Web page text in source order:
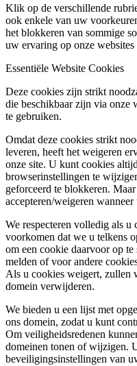
Klik op de verschillende
ook enkele van uw
het blokkeren van sommige
uw ervaring op onze
Essentiële Website Cookies
Deze cookies zijn strikt
die beschikbaar zijn via onze
te gebruiken.
Omdat deze cookies strikt
leveren, heeft het weigeren
onze site. U kunt cookies
browserinstellingen te
geforceerd te blokkeren.
accepteren/weigeren
We respecteren volledig als
voorkomen dat we u telkens
om een cookie daarvoor op
melden of voor andere
Als u cookies weigert, zullen
domein verwijderen.
We bieden u een lijst met
ons domein, zodat u kunt
Om veiligheidsredenen
domeinen tonen of wijzigen.
beveiligingsinstellingen van